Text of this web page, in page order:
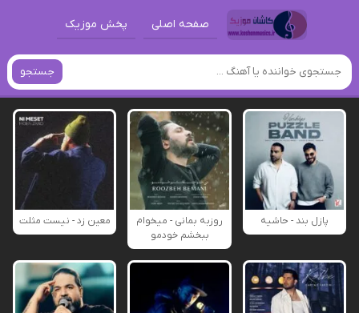
صفحه اصلی پخش موزیک
جستجو
پازل بند - حاشیه
روزبه بمانی - میخوام
ببخشم خودمو
معین زد - نیست مثلت